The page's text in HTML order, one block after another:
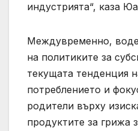
индустрията“, каза
Междувременно,
на политиките за
текущата тенденция
потреблението и
родители върху
продуктите за грижа